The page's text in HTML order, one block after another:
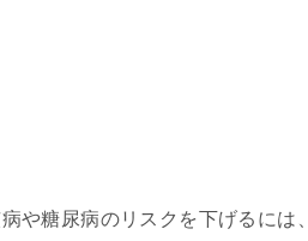
や糖尿病のリスクを下げるには、